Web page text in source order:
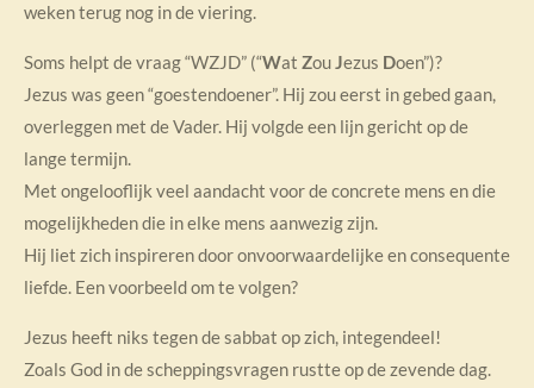
weken terug nog in de viering.
Soms helpt de vraag “WZJD” (“Wat ZouJezus Doen”)?
Jezus was geen “goestendoener”. Hij zou eerst in gebed gaan,
overleggen met de Vader. Hij volgde een lijn gericht op de
lange termijn.
Met ongelooflijk veel aandacht voor de concrete mens en die
mogelijkheden die in elke mens aanwezig zijn.
Hij liet zich inspireren door onvoorwaardelijke en consequente
liefde. Een voorbeeld om te volgen?
Jezus heeft niks tegen de sabbat op zich, integendeel!
Zoals God in de scheppingsvragen rustte op de zevende dag.